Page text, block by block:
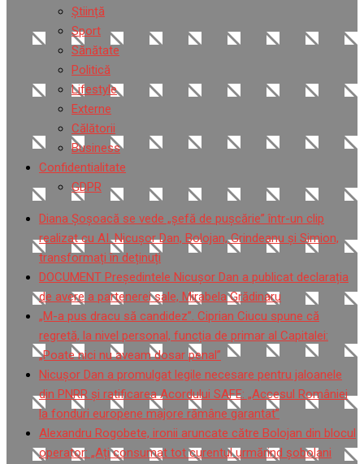
Știință
Sport
Sănătate
Politică
Lifestyle
Externe
Călătorii
Business
Confidentialitate
GDPR
Diana Șoșoacă se vede „șefă de pușcărie” într-un clip
realizat cu AI. Nicușor Dan, Bolojan, Grindeanu și Simion,
transformați în deținuți
DOCUMENT Președintele Nicușor Dan a publicat declarația
de avere a partenerei sale, Mirabela Grădinaru
„M-a pus dracu să candidez”. Ciprian Ciucu spune că
regretă, la nivel personal, funcția de primar al Capitalei:
„Poate nici nu aveam dosar penal”
Nicușor Dan a promulgat legile necesare pentru jaloanele
din PNRR și ratificarea Acordului SAFE: „Accesul României
la fonduri europene majore rămâne garantat”
Alexandru Rogobete, ironii aruncate către Bolojan din blocul
operator: „Ați consumat tot curentul urmărind șobolani